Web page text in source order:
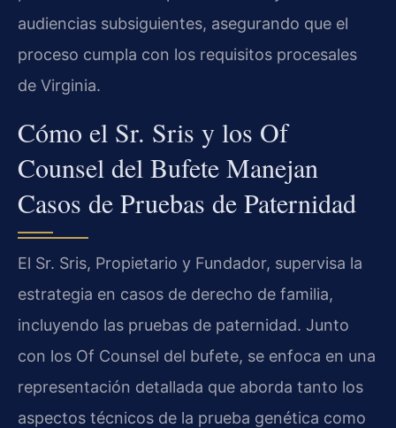
audiencias subsiguientes, asegurando que el
proceso cumpla con los requisitos procesales
de Virginia.
Cómo el Sr. Sris y los Of
Counsel del Bufete Manejan
Casos de Pruebas de Paternidad
El Sr. Sris, Propietario y Fundador, supervisa la
estrategia en casos de derecho de familia,
incluyendo las pruebas de paternidad. Junto
con los Of Counsel del bufete, se enfoca en una
representación detallada que aborda tanto los
aspectos técnicos de la prueba genética como